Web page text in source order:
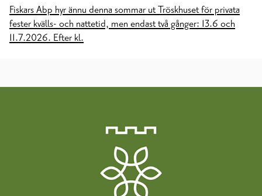
Fiskars Abp hyr ännu denna sommar ut Tröskhuset för privata
fester kvälls- och nattetid, men endast två gånger: 13.6 och
11.7.2026. Efter kl.